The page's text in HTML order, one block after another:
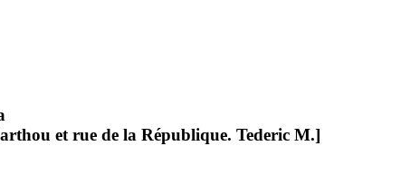
et rue de la République. Tederic M.]